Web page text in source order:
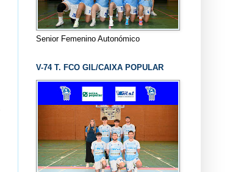
Senior Femenino Autonómico
V-74 T. FCO GIL/CAIXA POPULAR